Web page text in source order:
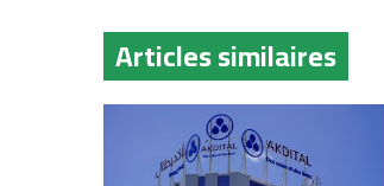
Articles similaires